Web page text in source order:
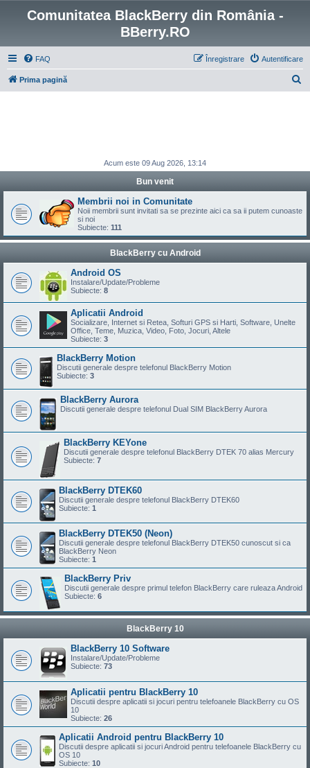
Comunitatea BlackBerry din România -
BBerry.RO
FAQ Autentificare
Înregistrare
Prima pagină
Acum este 09 Aug 2026, 13:14
Bun venit
Membrii noi in Comunitate
Noii membrii sunt invitati sa se prezinte aici ca sa ii putem cunoaste
si noi
Subiecte: 111
BlackBerry cu Android
Android OS
Instalare/Update/Probleme
Subiecte: 8
Aplicatii Android
Socializare, Internet si Retea, Softuri GPS si Harti, Software, Unelte
Office, Teme, Muzica, Video, Foto, Jocuri, Altele
Subiecte: 3
BlackBerry Motion
Discutii generale despre telefonul BlackBerry Motion
Subiecte: 3
BlackBerry Aurora
Discutii generale despre telefonul Dual SIM BlackBerry Aurora
BlackBerry KEYone
Discutii generale despre telefonul BlackBerry DTEK 70 alias Mercury
Subiecte: 7
BlackBerry DTEK60
Discutii generale despre telefonul BlackBerry DTEK60
Subiecte: 1
BlackBerry DTEK50 (Neon)
Discutii generale despre telefonul BlackBerry DTEK50 cunoscut si ca
BlackBerry Neon
Subiecte: 1
BlackBerry Priv
Discutii generale despre primul telefon BlackBerry care ruleaza Android
Subiecte: 6
BlackBerry 10
BlackBerry 10 Software
Instalare/Update/Probleme
Subiecte: 73
Aplicatii pentru BlackBerry 10
Discutii despre aplicatii si jocuri pentru telefoanele BlackBerry cu OS
10
Subiecte: 26
Aplicatii Android pentru BlackBerry 10
Discutii despre aplicatii si jocuri Android pentru telefoanele BlackBerry cu
OS 10
Subiecte: 10